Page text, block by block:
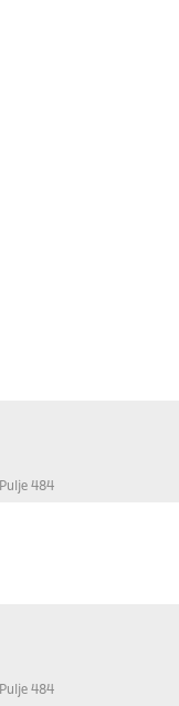
Pulje 484
Pulje 484